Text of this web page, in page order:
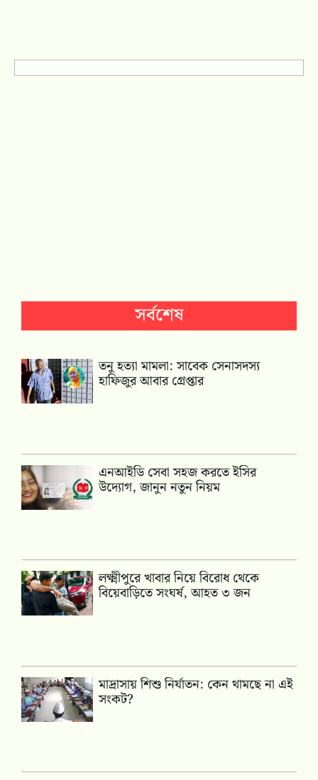
সর্বশেষ
তনু হত্যা মামলা: সাবেক সেনাসদস্য
হাফিজুর আবার গ্রেপ্তার
এনআইডি সেবা সহজ করতে ইসির
উদ্যোগ, জানুন নতুন নিয়ম
লক্ষ্মীপুরে খাবার নিয়ে বিরোধ থেকে
বিয়েবাড়িতে সংঘর্ষ, আহত ৩ জন
মাদ্রাসায় শিশু নির্যাতন: কেন থামছে না এই
সংকট?